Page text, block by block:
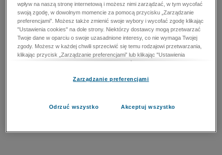
wpływ na naszą stronę internetową i możesz nimi zarządzać, w tym wycofać
swoją zgodę, w dowolnym momencie za pomocą przycisku „Zarządzanie
preferencjami”. Możesz także zmienić swoje wybory i wycofać zgodę klikając
"Ustawienia cookies" na dole strony. Niektórzy dostawcy mogą przetwarzać
Twoje dane w oparciu o swoje uzasadnione interesy, co nie wymaga Twojej
zgody. Możesz w każdej chwili sprzeciwić się temu rodzajowi przetwarzania,
klikając przycisk „Zarządzanie preferencjami” lub klikając "Ustawienia
cookies" na dole strony. Nie możesz sprzeciwić się przetwarzaniu przez
zapobiegania oszustwom i naprawiania błędów, a w tym celu mogą zostać
przetwarzaniu danych osobowych w celu dostarczania i prezentacji reklam i
Zarządzanie preferencjami
Odrzuć wszystko Akceptuj wszystko